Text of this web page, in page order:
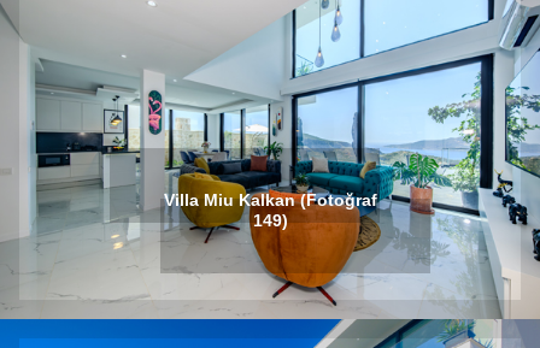
Villa Miu Kalkan (Fotoğraf
149)